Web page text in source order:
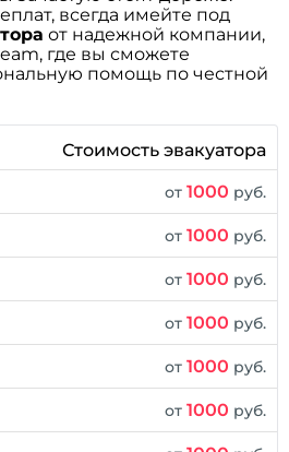
всегда имейте под
от надежной компании,
где вы сможете
помощь по честной
Стоимость эвакуатора
от1000 руб.
от1000 руб.
от1000 руб.
от1000 руб.
от1000 руб.
от1000 руб.